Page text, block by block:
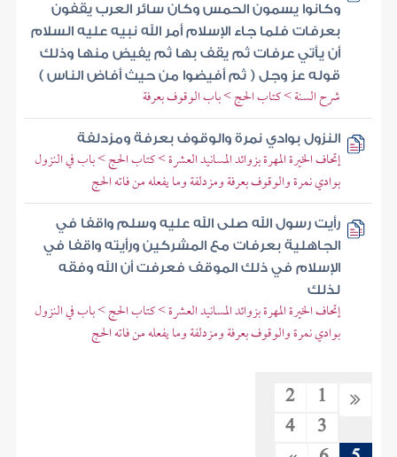
وكانوا يسمون الحمس وكان سائر العرب يقفون
بعرفات فلما جاء الإسلام أمر الله نبيه عليه السلام
أن يأتي عرفات ثم يقف بها ثم يفيض منها وذلك
قوله عز وجل ( ثم أفيضوا من حيث أفاض الناس )
شرح السنة > كتاب الحج > باب الوقوف بعرفة
النزول بوادي نمرة والوقوف بعرفة ومزدلفة
إتحاف الخيرة المهرة بزوائد المسانيد العشرة > كتاب الحج > باب في النزول
بوادي نمرة والوقوف بعرفة ومزدلفة وما يفعله من فاته الحج
رأيت رسول الله صلى الله عليه وسلم واقفا في
الجاهلية بعرفات مع المشركين ورأيته واقفا في
الإسلام في ذلك الموقف فعرفت أن الله وفقه
لذلك
إتحاف الخيرة المهرة بزوائد المسانيد العشرة > كتاب الحج > باب في النزول
بوادي نمرة والوقوف بعرفة ومزدلفة وما يفعله من فاته الحج
1
2
3
4